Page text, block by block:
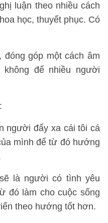
luận theo nhiều cách
học, thuyết phục. Có
góp một cách âm
không để nhiều người
người đẩy xa cái tôi cá
mình để từ đó hướng
là người có tình yêu
đó làm cho cuộc sống
theo hướng tốt hơn.